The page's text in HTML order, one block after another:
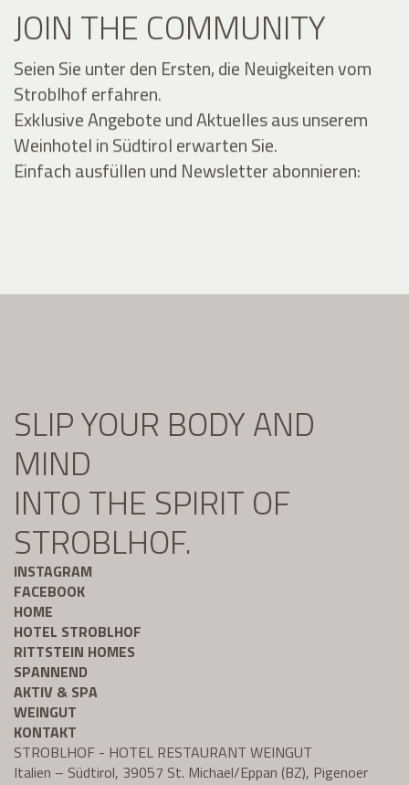
JOIN THE COMMUNITY
Seien Sie unter den Ersten, die Neuigkeiten vom
Stroblhof erfahren.
Exklusive Angebote und Aktuelles aus unserem
Weinhotel in Südtirol erwarten Sie.
Einfach ausfüllen und Newsletter abonnieren:
SLIP YOUR BODY AND
MIND
INTO THE SPIRIT OF
STROBLHOF.
INSTAGRAM
FACEBOOK
HOME
HOTEL STROBLHOF
RITTSTEIN HOMES
SPANNEND
AKTIV & SPA
WEINGUT
KONTAKT
STROBLHOF - HOTEL RESTAURANT WEINGUT
Italien – Südtirol, 39057 St. Michael/Eppan (BZ), Pigenoer